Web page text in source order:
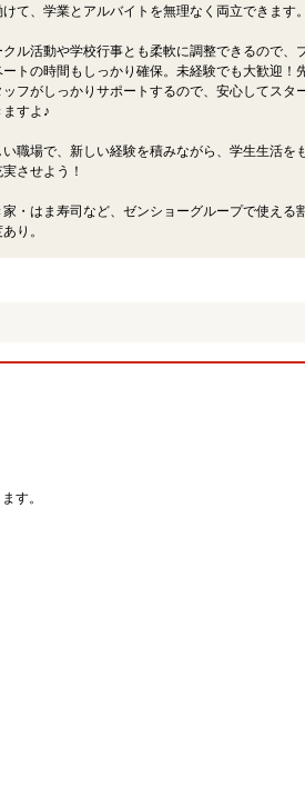
けて、学業とアルバイトを無理なく両立できます。
クル活動や学校行事とも柔軟に調整できるので、
ートの時間もしっかり確保。未経験でも大歓迎！
ッフがしっかりサポートするので、安心してスタ
ますよ♪
い職場で、新しい経験を積みながら、学生生活を
実させよう！
家・はま寿司など、ゼンショーグループで使える
り。
す。